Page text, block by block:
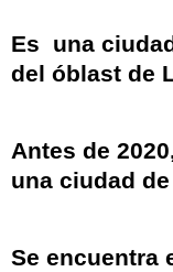
Es una
del óblast de
Antes de
una ciudad
Se encuentra